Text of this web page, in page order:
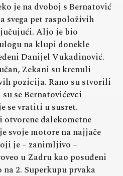
je na dvoboj s Bernatović
svega pet raspoloživih
Aljo je bio
na klupi donekle
Danijel Vukadinović.
Zekani su krenuli
pozicija. Rano su stvorili
se Bernatovićevci
se vratiti u susret.
dalekometne
svoje motore na najjače
je – zanimljivo –
u Zadru kao posuđeni
2. Superkupu prvaka